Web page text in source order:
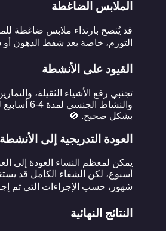
الملابس الضاغطة
قد يُنصح بارتداء ملابس ضاغطة
التورم، خاصة بعد شفط الدهون
القيود على الأنشطة
تجنبي رفع الأشياء الثقيلة،
والنشاط
بشكل صحيح. 🚫
العودة التدريجية إلى
أسبوع، لكن الشفاء الكامل قد
شهور، حسب الإجراءات التي تم
النتائج النهائية